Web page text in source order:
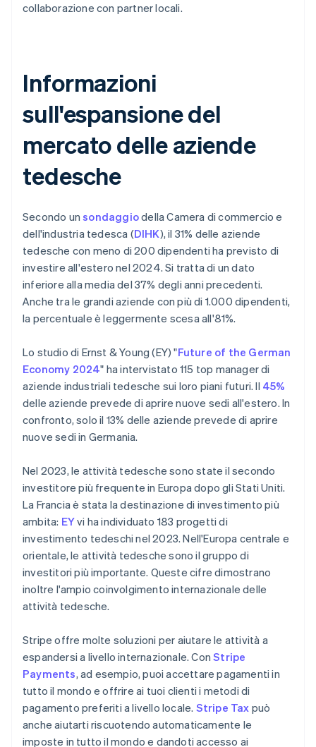
collaborazione con partner locali.
Informazioni
sull'espansione del
mercato delle aziende
tedesche
Secondo unsondaggiodella Camera di commercio e
dell'industria tedesca (DIHK), il 31% delle aziende
tedesche con meno di 200 dipendenti ha previsto di
investire all'estero nel 2024. Si tratta di un dato
inferiore alla media del 37% degli anni precedenti.
Anche tra le grandi aziende con più di 1.000 dipendenti,
la percentuale è leggermente scesa all'81%.
Lo studio di Ernst & Young (EY) "Future of the German
Economy 2024" ha intervistato 115 top manager di
aziende industriali tedesche sui loro piani futuri. Il 45%
delle aziende prevede di aprire nuove sedi all'estero. In
confronto, solo il 13% delle aziende prevede di aprire
nuove sedi in Germania.
Nel 2023, le attività tedesche sono state il secondo
investitore più frequente in Europa dopo gli Stati Uniti.
La Francia è stata la destinazione di investimento più
ambita: EYvi ha individuato 183 progetti di
investimento tedeschi nel 2023. Nell'Europa centrale e
orientale, le attività tedesche sono il gruppo di
investitori più importante. Queste cifre dimostrano
inoltre l'ampio coinvolgimento internazionale delle
attività tedesche.
Stripe offre molte soluzioni per aiutare le attività a
espandersi a livello internazionale. ConStripe
Payments, ad esempio, puoi accettare pagamenti in
tutto il mondo e offrire ai tuoi clienti i metodi di
pagamento preferiti a livello locale. Stripe Tax può
anche aiutarti riscuotendo automaticamente le
imposte in tutto il mondo e dandoti accesso ai